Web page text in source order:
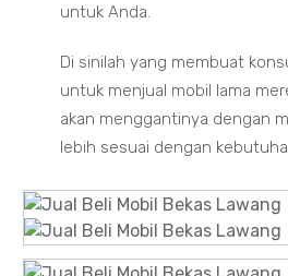
untuk Anda.
Di sinilah yang membuat
untuk menjual mobil lama
akan menggantinya dengan
lebih sesuai dengan